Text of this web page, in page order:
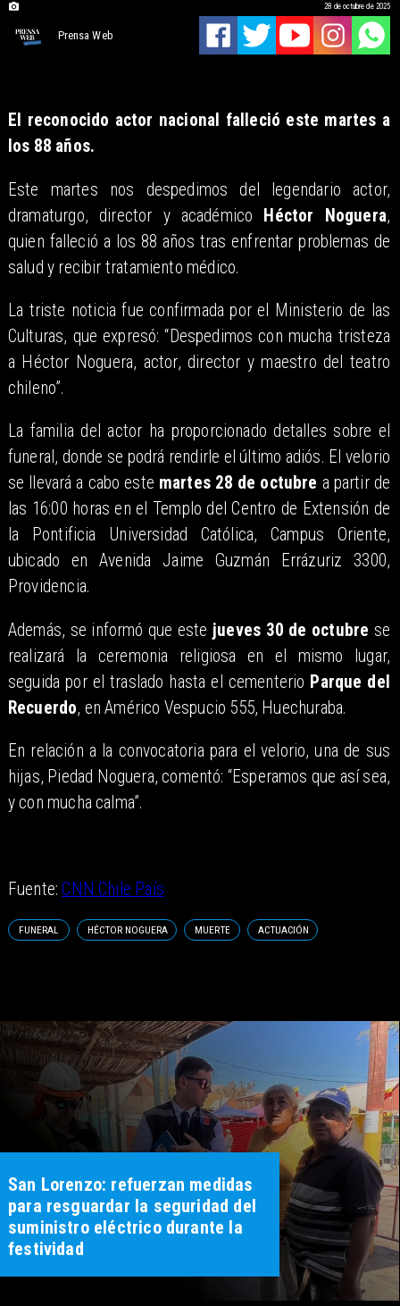
Prensa Web
28 de octubre de 2025
El reconocido actor nacional falleció este martes a
los 88 años.
Este martes nos despedimos del legendario actor,
dramaturgo, director y académico
Héctor Noguera,
quien falleció a los 88 años tras enfrentar problemas de
salud y recibir tratamiento médico.
La triste noticia fue confirmada por el Ministerio de las
Culturas, que expresó: “Despedimos con mucha tristeza
a Héctor Noguera, actor, director y maestro del teatro
chileno”.
La familia del actor ha proporcionado detalles sobre el
funeral, donde se podrá rendirle el último adiós. El velorio
se llevará a cabo este martes 28 de octubre a partir de
las 16:00 horas en el Templo del Centro de Extensión de
la Pontificia Universidad Católica, Campus Oriente,
ubicado en Avenida Jaime Guzmán Errázuriz 3300,
Providencia.
Además, se informó que este jueves 30 de octubre se
realizará la ceremonia religiosa en el mismo lugar,
seguida por el traslado hasta el cementerio Parque del
Recuerdo, en Américo Vespucio 555, Huechuraba.
En relación a la convocatoria para el velorio, una de sus
hijas, Piedad Noguera, comentó: “Esperamos que así sea,
y con mucha calma”.
Fuente:CNN Chile País
FUNERAL HÉCTOR NOGUERA MUERTE ACTUACIÓN
San Lorenzo: refuerzan medidas
para resguardar la seguridad del
suministro eléctrico durante la
festividad